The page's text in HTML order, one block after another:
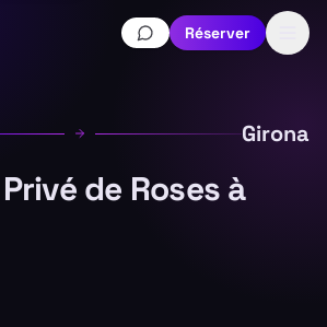
Réserver
Girona
de Roses à